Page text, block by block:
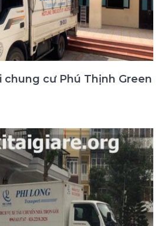
chung cư Phú Thịnh Green